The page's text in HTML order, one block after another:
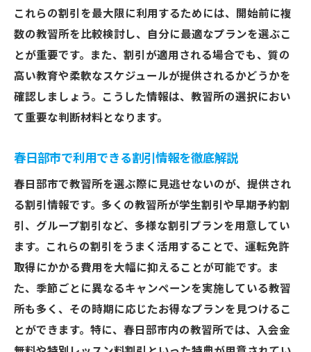
これらの割引を最大限に利用するためには、開始前に複
数の教習所を比較検討し、自分に最適なプランを選ぶこ
とが重要です。また、割引が適用される場合でも、質の
高い教育や柔軟なスケジュールが提供されるかどうかを
確認しましょう。こうした情報は、教習所の選択におい
て重要な判断材料となります。
春日部市で利用できる割引情報を徹底解説
春日部市で教習所を選ぶ際に見逃せないのが、提供され
る割引情報です。多くの教習所が学生割引や早期予約割
引、グループ割引など、多様な割引プランを用意してい
ます。これらの割引をうまく活用することで、運転免許
取得にかかる費用を大幅に抑えることが可能です。ま
た、季節ごとに異なるキャンペーンを実施している教習
所も多く、その時期に応じたお得なプランを見つけるこ
とができます。特に、春日部市内の教習所では、入会金